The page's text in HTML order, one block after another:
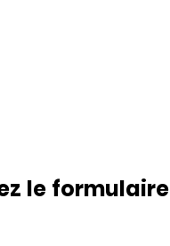
le formulaire